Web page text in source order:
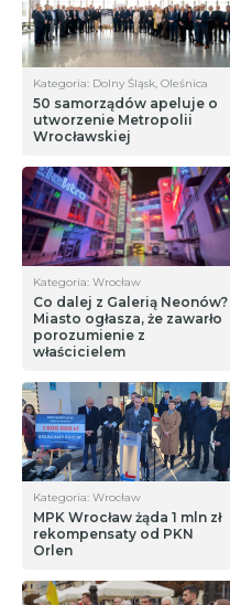
Kategoria: Dolny Śląsk, Oleśnica
50 samorządów apeluje o
utworzenie Metropolii
Wrocławskiej
Kategoria: Wrocław
Co dalej z Galerią Neonów?
Miasto ogłasza, że zawarło
porozumienie z
właścicielem
Kategoria: Wrocław
MPK Wrocław żąda 1 mln zł
rekompensaty od PKN
Orlen